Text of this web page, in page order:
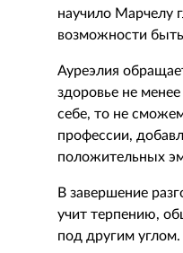
научило Марчелу
возможности
Ауреэлия
здоровье не
себе, то не
профессии,
положительных
В завершение
учит терпению,
под другим